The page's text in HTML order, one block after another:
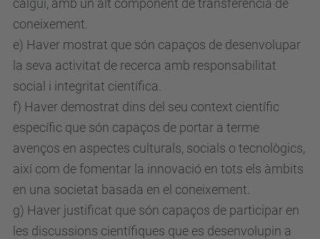
calgui, amb un alt component de transferència de
coneixement.
e) Haver mostrat que són capaços de desenvolupar
la seva activitat de recerca amb responsabilitat
social i integritat científica.
f) Haver demostrat dins del seu context científic
específic que són capaços de portar a terme
avenços en aspectes culturals, socials o tecnològics,
així com de fomentar la innovació en tots els àmbits
en una societat basada en el coneixement.
g) Haver justificat que són capaços de participar en
les discussions científiques que es desenvolupin a